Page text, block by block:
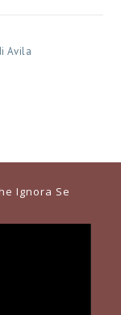
Avila
Ignora Se